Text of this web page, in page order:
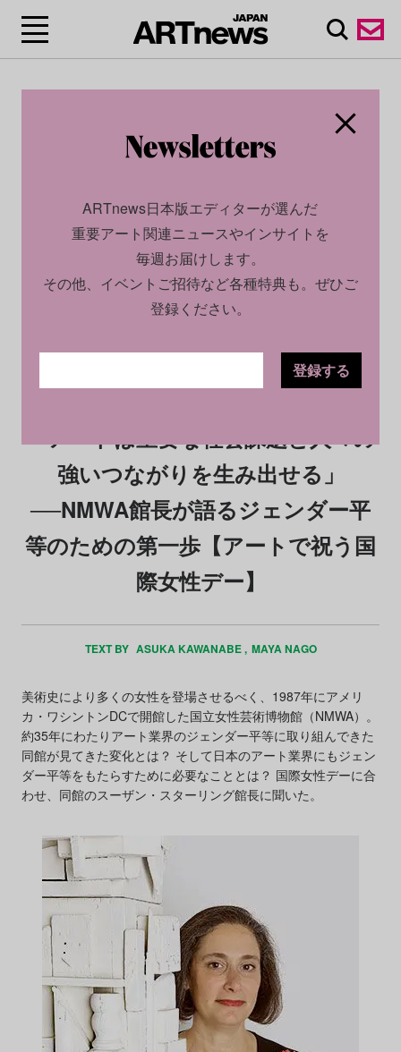
2023.03.09
「アートは重要な社会課題と人々の
強いつながりを生み出せる」
──NMWA館長が語るジェンダー平
等のための第一歩【アートで祝う国
際女性デー】
TEXT BY ASUKA KAWANABE MAYA NAGO
美術史により多くの女性を登場させるべく、1987年にアメリ
カ・ワシントンDCで開館した国立女性芸術博物館（NMWA）。
約35年にわたりアート業界のジェンダー平等に取り組んできた
同館が見てきた変化とは？ そして日本のアート業界にもジェン
ダー平等をもたらすために必要なこととは？ 国際女性デーに合
わせ、同館のスーザン・スターリング館長に聞いた。
ARTnews日本版エディターが選んだ
重要アート関連ニュースやインサイトを
毎週お届けします。
その他、イベントご招待など各種特典も。ぜひご
登録ください。
登録する